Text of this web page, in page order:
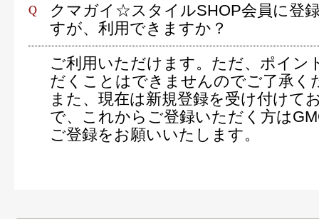
クマガイ☆スタイルSHOP会員に登
すが、利用できますか？
ご利用いただけます。ただ、ポイン
だくことはできませんのでご了承く
また、現在は新規登録を受け付けて
で、これからご登録いただく方は
ご登録をお願いいたします。